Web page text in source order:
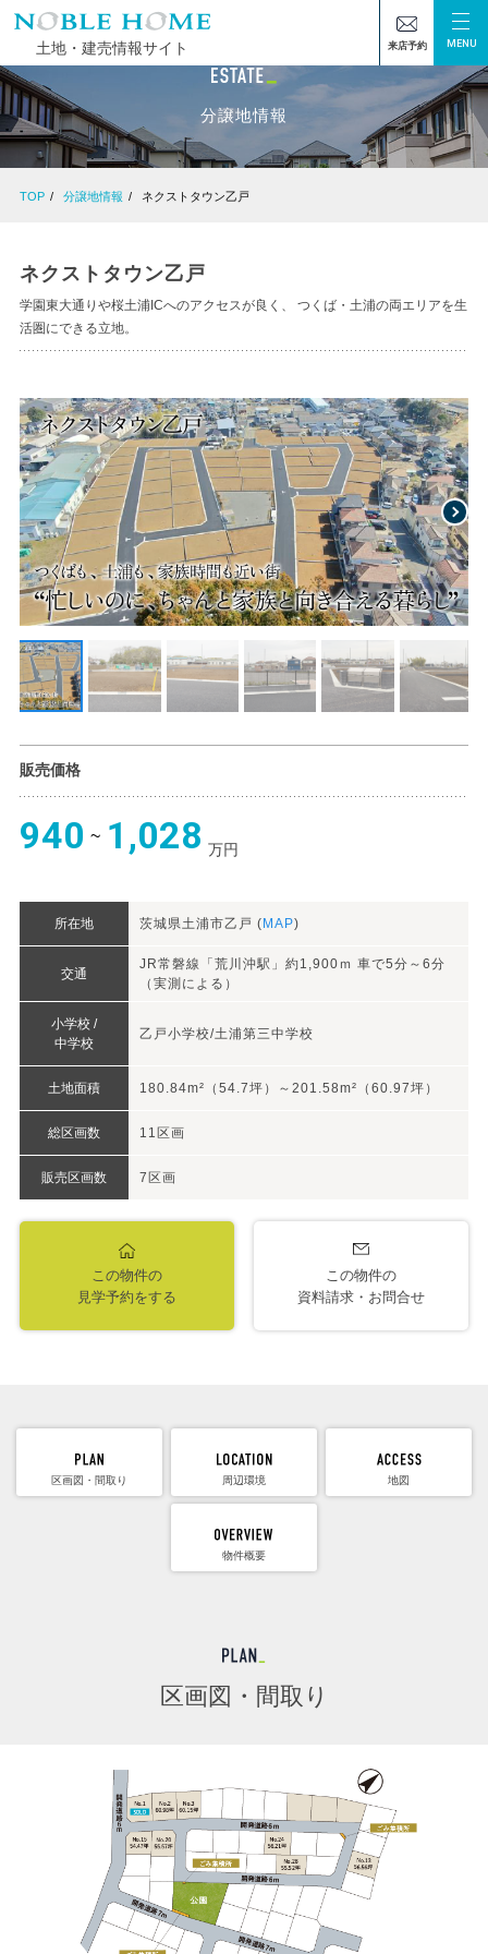
土地・建売情報サイト 来店予約 MENU
分譲地情報
TOP 分譲地情報 ネクストタウン乙戸
ネクストタウン乙戸
学園東大通りや桜土浦ICへのアクセスが良く、 つくば・土浦の両エリアを生
活圏にできる立地。
販売価格
940 1,028 万円
所在地 茨城県土浦市乙戸 ( MAP)
交通
JR常磐線「荒川沖駅」約1,900ｍ 車で5分～6分
（実測による）
小学校 /
中学校
乙戸小学校/土浦第三中学校
土地面積 180.84m²（54.7坪）～201.58m²（60.97坪）
総区画数 11区画
販売区画数 7区画
この物件の
見学予約をする
この物件の
資料請求・お問合せ
区画図・間取り 周辺環境 地図
物件概要
区画図・間取り